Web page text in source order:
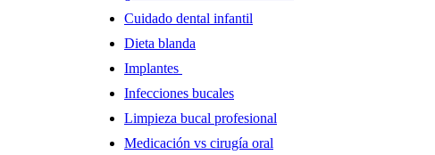
Cuidado dental infantil
Dieta blanda
Implantes
Infecciones bucales
Limpieza bucal profesional
Medicación vs cirugía oral